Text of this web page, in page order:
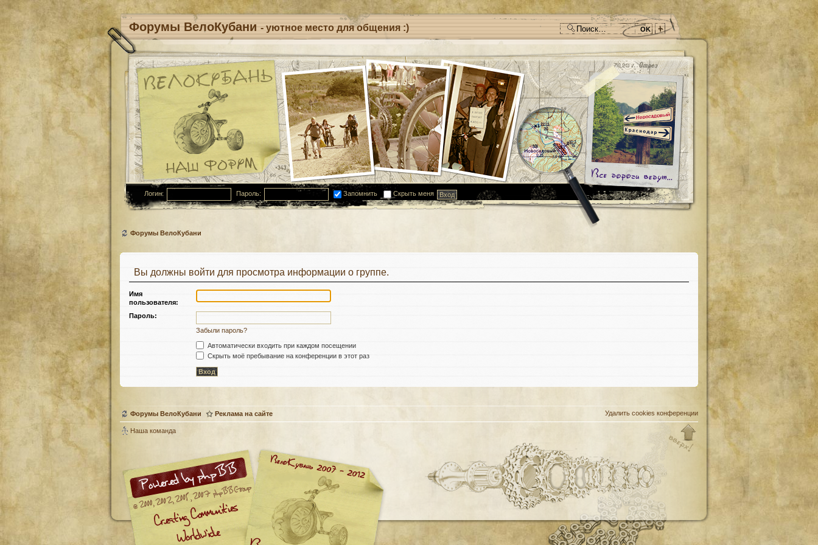
Форумы ВелоКубани - уютное место для общения :)
Логин: Пароль: Запомнить Скрыть меня
Форумы ВелоКубани
Вы должны войти для просмотра информации о группе.
Имя
пользователя:
Пароль:
Забыли пароль?
Автоматически входить при каждом посещении
Скрыть моё пребывание на конференции в этот раз
Форумы ВелоКубани Реклама на сайте Удалить cookies конференции
Наша команда